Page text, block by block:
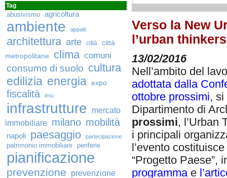
Tag
abusivismo agricoltura
ambiente appalti
architettura arte città
città
metropolitane
clima comuni
consumo di suolo cultura
edilizia energia expo
fiscalità imu
infrastrutture
mercato
immobiliare milano mobilità
napoli paesaggio partecipazione
patrimonio immobiliare periferie
pianificazione
prevenzione
prevenzione
Verso la New
l’urban
13/02/2016
Nell’ambito del
adottata dalla
ottobre prossimi,
Dipartimento di
prossimi, l’Urban
i principali
l’evento
“Progetto Paese”,
programma e